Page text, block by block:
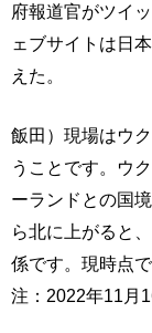
府報道官がツイ
ェブサイトは日
えた。
飯田）現場はウ
うことです。ウ
ーランドとの国
ら北に上がると
係です。現時点
注：2022年11月